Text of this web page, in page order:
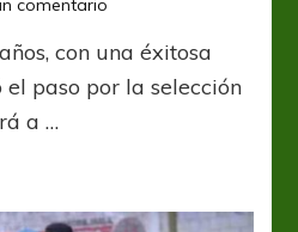
comentario
Gutierrez
jugará
con una éxitosa
paso por la selección
a …